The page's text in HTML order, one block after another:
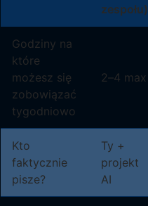
zespołu)
Godziny na
które
możesz się
zobowiązać
tygodniowo
2–4 max
Kto
faktycznie
pisze?
Ty +
projekt
AI